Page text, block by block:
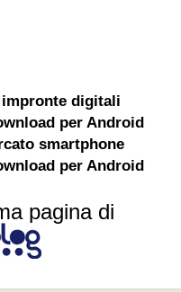
digitali
per Android
smartphone
per Android
pagina di